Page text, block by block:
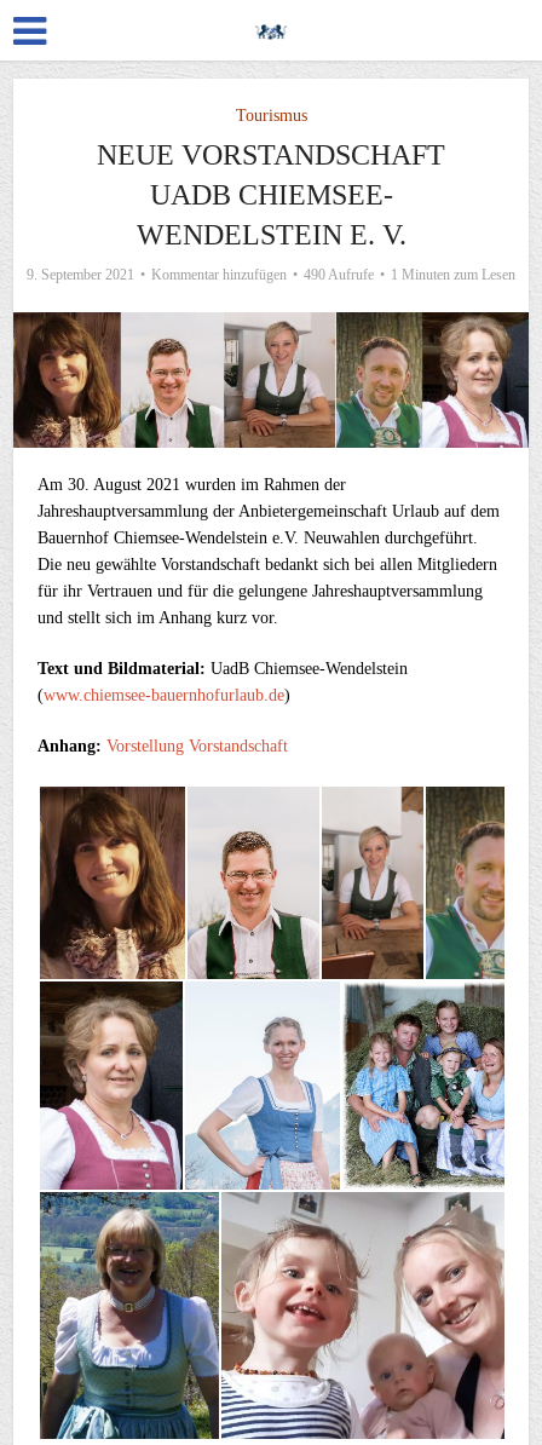
Tourismus
NEUE VORSTANDSCHAFT
UADB CHIEMSEE-
WENDELSTEIN E. V.
9. September 2021 Kommentar hinzufügen 490 Aufrufe 1 Minuten zum Lesen
Am 30. August 2021 wurden im Rahmen der
Jahreshauptversammlung der Anbietergemeinschaft Urlaub auf dem
Bauernhof Chiemsee-Wendelstein e.V. Neuwahlen durchgeführt.
Die neu gewählte Vorstandschaft bedankt sich bei allen Mitgliedern
für ihr Vertrauen und für die gelungene Jahreshauptversammlung
und stellt sich im Anhang kurz vor.
Text und Bildmaterial: UadB Chiemsee-Wendelstein
(www.chiemsee-bauernhofurlaub.de)
Anhang: Vorstellung Vorstandschaft